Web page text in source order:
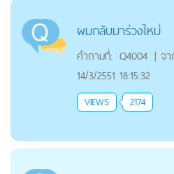
ผมกลับมาร่วงใหม่
คำถามที่: Q4004 | จ
14/3/2551 18:15:32
VIEWS 2174